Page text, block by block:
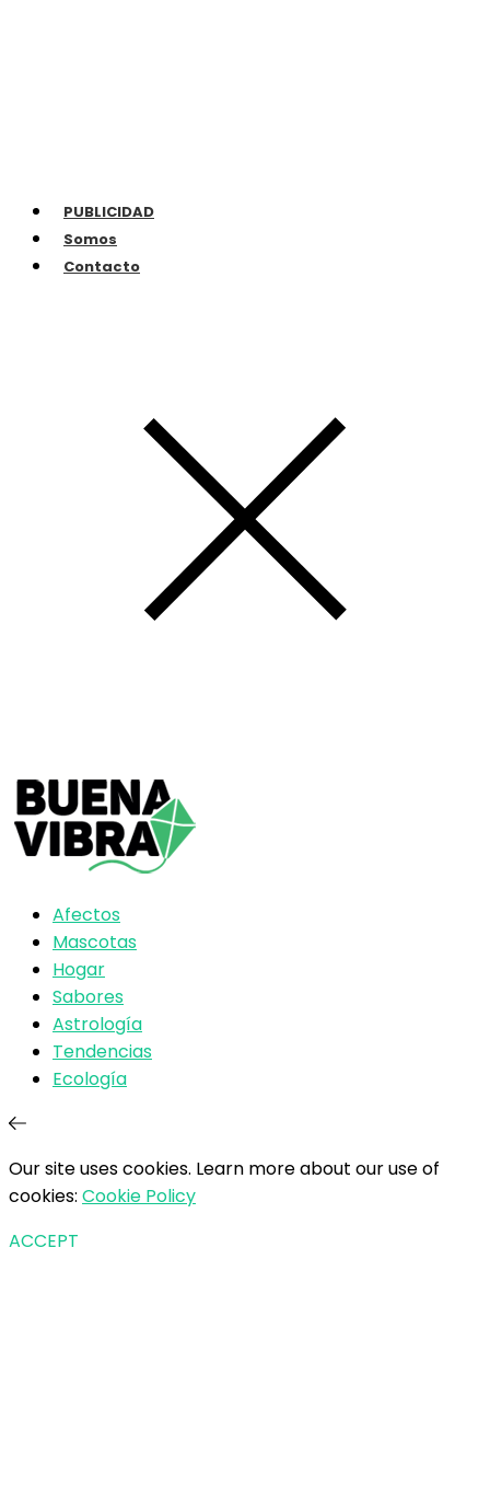
PUBLICIDAD
Somos
Contacto
Afectos
Mascotas
Hogar
Sabores
Astrología
Tendencias
Ecología
Our site uses cookies. Learn more about our use of
cookies: Cookie Policy
ACCEPT